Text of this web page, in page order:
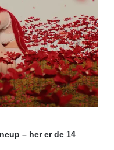
– her er de 14